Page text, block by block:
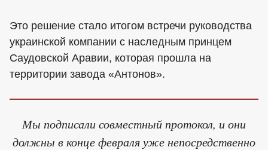
Это решение стало итогом встречи руководства
украинской компании с наследным принцем
Саудовской Аравии, которая прошла на
территории завода «Антонов».
Мы подписали совместный протокол, и они
должны в конце февраля уже непосредственно